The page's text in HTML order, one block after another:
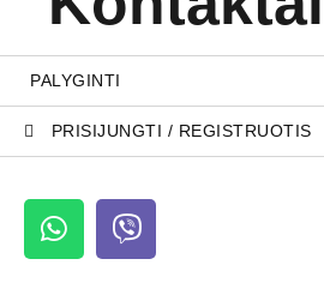
PALYGINTI
PRISIJUNGTI / REGISTRUOTIS